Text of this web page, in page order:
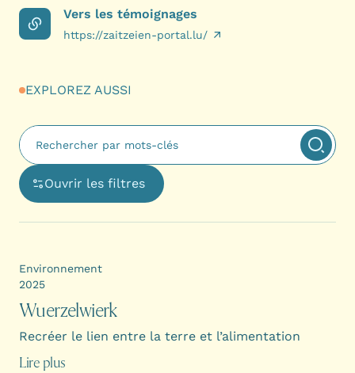
Vers les témoignages
https://zaitzeien-portal.lu/
EXPLOREZ AUSSI
Fulltext search
Ouvrir les filtres
Wuerzelwierk
Recréer le lien entre la terre et l’alimentation
Environnement
2025
Lire plus